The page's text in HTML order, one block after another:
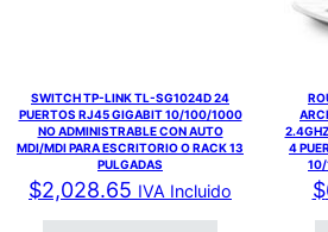
SWITCH TP-LINK TL-SG1024D 24
PUERTOS RJ45 GIGABIT 10/100/1000
NO ADMINISTRABLE CON AUTO
MDI/MDI PARA ESCRITORIO O RACK 13
PULGADAS
$2,028.65 IVA Incluido
4
10/
$